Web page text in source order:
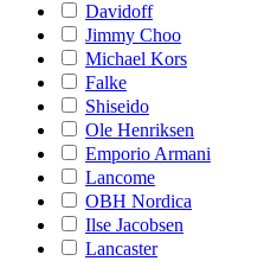
Davidoff
Jimmy Choo
Michael Kors
Falke
Shiseido
Ole Henriksen
Emporio Armani
Lancome
OBH Nordica
Ilse Jacobsen
Lancaster